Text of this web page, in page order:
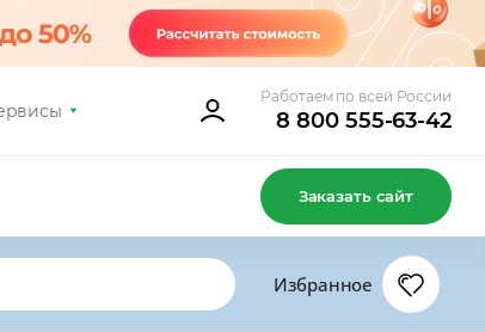
Работаем по всей России
8 800 555-63-42
Заказать сайт
Избранное